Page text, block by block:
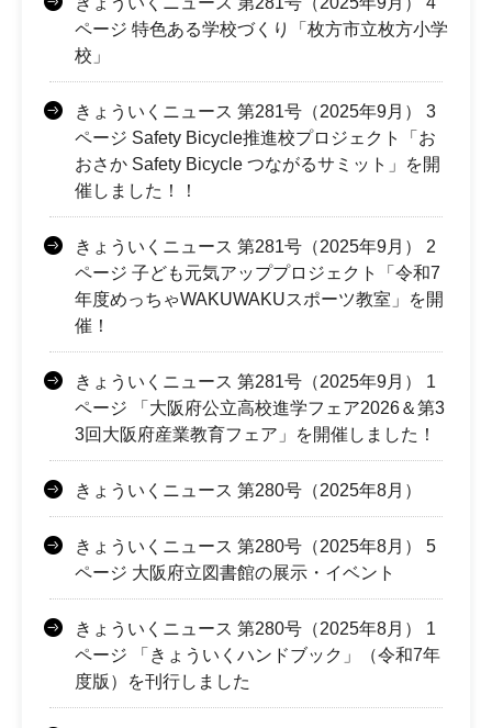
ページ 特色ある学校づくり「枚方市立枚方小学
校」
きょういくニュース 第281号（2025年9月） 3
ページ Safety Bicycle推進校プロジェクト「お
おさか Safety Bicycle つながるサミット」を開
催しました！！
きょういくニュース 第281号（2025年9月） 2
ページ 子ども元気アッププロジェクト「令和7
年度めっちゃWAKUWAKUスポーツ教室」を開
催！
きょういくニュース 第281号（2025年9月） 1
ページ 「大阪府公立高校進学フェア2026＆第3
3回大阪府産業教育フェア」を開催しました！
きょういくニュース 第280号（2025年8月）
きょういくニュース 第280号（2025年8月） 5
ページ 大阪府立図書館の展示・イベント
きょういくニュース 第280号（2025年8月） 1
ページ 「きょういくハンドブック」（令和7年
度版）を刊行しました